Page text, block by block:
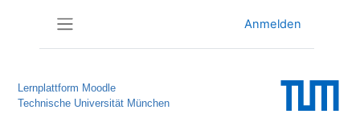
Anmelden
Lernplattform Moodle
Technische Universität München